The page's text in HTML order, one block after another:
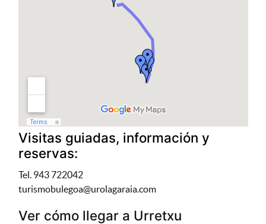
Visitas guiadas, información y
reservas:
Tel. 943 722042
turismobulegoa@urolagaraia.com
Ver cómo llegar a Urretxu